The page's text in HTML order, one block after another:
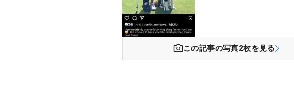
この記事の写真2枚を見る